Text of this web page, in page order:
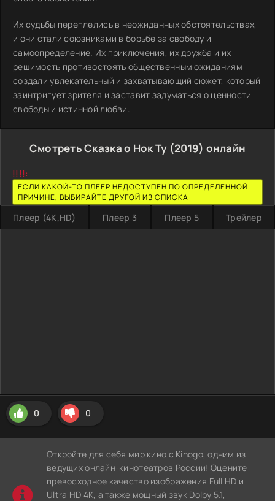
Их судьбы переплелись в неожиданных обстоятельствах,
и они стали союзниками в борьбе за свободу и
самоопределение. Их приключения, их дружба и их
решимость противостоять общественным ожиданиям
создали увлекательный и захватывающий сюжет, который
заинтригует зрителя и заставит задуматься о ценности
свободы и истинной любви.
Смотреть Сказка о Нок Ту (2019) онлайн
!!!!:
ЕСЛИ КАКОЙ-ТО ПЛЕЕР НЕДОСТУПЕН ПО ОПРЕДЕЛЕННОЙ
ПРИЧИНЕ, ВЫБИРАЙТЕ ДРУГОЙ ИЗ СПИСКА
Плеер (4K,HD) Плеер 3 Плеер 5 Трейлер
0 0
Откройте для себя мир кино с Kinogo, одним из
ведущих онлайн-кинотеатров России! Оцените
превосходное качество изображения Full HD и
Ultra HD 4K, а также мощный звук Dolby 5.1,